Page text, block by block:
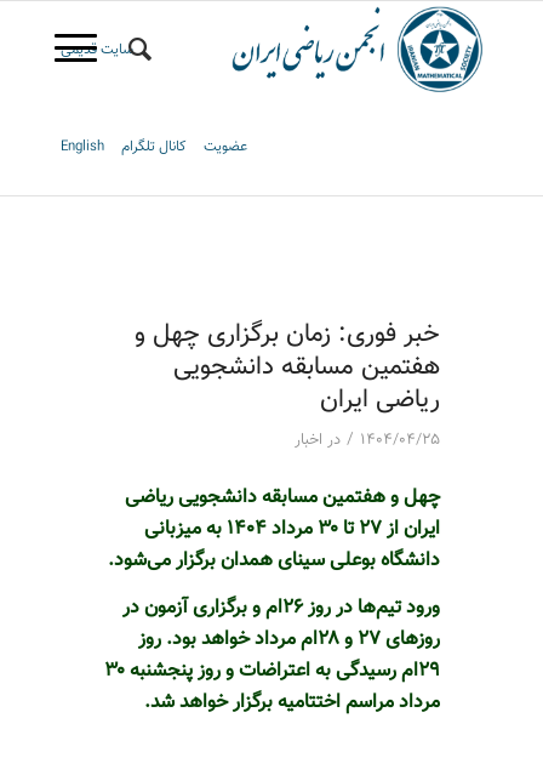
سایت قدیمی
عضویت کانال تلگرام English
خبر فوری: زمان برگزاری چهل و
هفتمین مسابقه دانشجویی
ریاضی ایران
۱۴۰۴/۰۴/۲۵ / در اخبار
چهل و هفتمین مسابقه دانشجویی ریاضی
ایران از ۲۷
تا ۳۰ مرداد۱۴۰۴ به میزبانی
دانشگاه بوعلی سینای همدان برگزار می‌شود.
ورود تیم‌ها در روز۲۶ام و برگزاری آزمون در
روزهای۲۷ و۲۸ام مرداد خواهد بود. روز
۲۹ام رسیدگی به اعتراضات و روز پنجشنبه۳۰
مرداد مراسم اختتامیه برگزار خواهد شد.